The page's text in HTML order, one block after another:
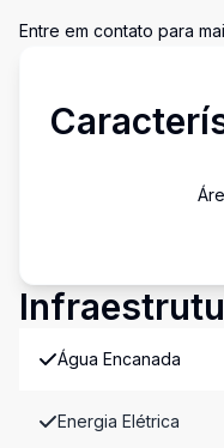
Entre em contato para
Água Encanada
Energia Elétrica